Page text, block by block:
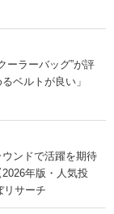
ーラーバッグ”が評
ベルトが良い」
ウンドで活躍を期待
年版・人気投
リサーチ